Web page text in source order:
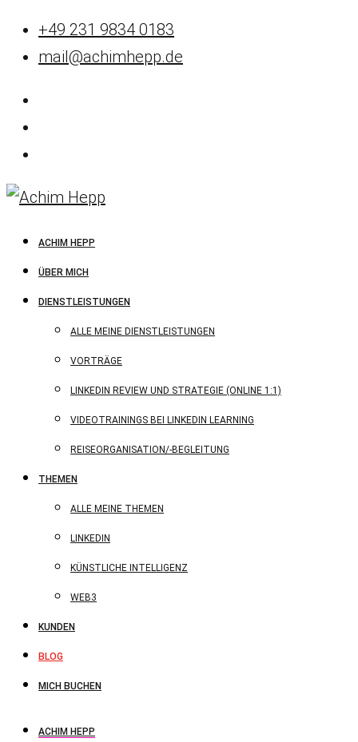
+49 231 9834 0183
mail@achimhepp.de
ACHIM HEPP
ÜBER MICH
DIENSTLEISTUNGEN
ALLE MEINE DIENSTLEISTUNGEN
VORTRÄGE
LINKEDIN REVIEW UND STRATEGIE (ONLINE 1:1)
VIDEOTRAININGS BEI LINKEDIN LEARNING
REISEORGANISATION/-BEGLEITUNG
THEMEN
ALLE MEINE THEMEN
LINKEDIN
KÜNSTLICHE INTELLIGENZ
WEB3
KUNDEN
BLOG
MICH BUCHEN
ACHIM HEPP